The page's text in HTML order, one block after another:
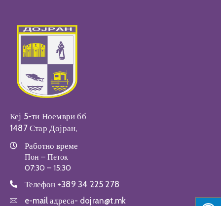
Кеј 5-ти Ноември бб
1487 Стар Дојран,
Работно време
Пон – Петок
07:30 – 15:30
Телефон +389 34 225 278
e-mail адреса- dojran@t.mk